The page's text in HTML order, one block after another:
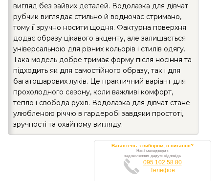
вигляд без зайвих деталей. Водолазка для дівчат
рубчик виглядає стильно й водночас стримано,
тому її зручно носити щодня. Фактурна поверхня
додає образу цікавого акценту, але залишається
універсальною для різних кольорів і стилів одягу.
Така модель добре тримає форму після носіння та
підходить як для самостійного образу, так і для
багатошарових луків. Це практичний варіант для
прохолодного сезону, коли важливі комфорт,
тепло і свобода рухів. Водолазка для дівчат стане
улюбленою річчю в гардеробі завдяки простоті,
зручності та охайному вигляду.
Вагаєтесь з вибором, є питання?
Наші менеджери з
задоволенням дадуть відповідь
095 102 58 80
Телефон